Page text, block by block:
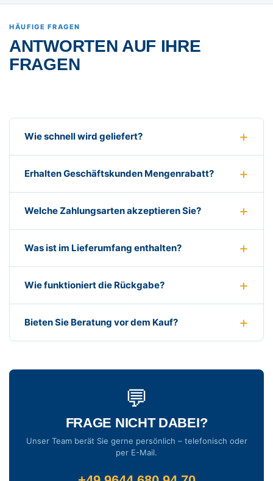
HÄUFIGE FRAGEN
ANTWORTEN AUF IHRE
FRAGEN
Wie schnell wird geliefert?
Erhalten Geschäftskunden Mengenrabatt?
Welche Zahlungsarten akzeptieren Sie?
Was ist im Lieferumfang enthalten?
Wie funktioniert die Rückgabe?
Bieten Sie Beratung vor dem Kauf?
💬
FRAGE NICHT DABEI?
Unser Team berät Sie gerne persönlich – telefonisch oder
per E-Mail.